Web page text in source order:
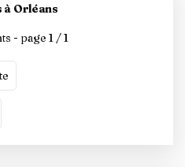
à Orléans
- page 1 / 1